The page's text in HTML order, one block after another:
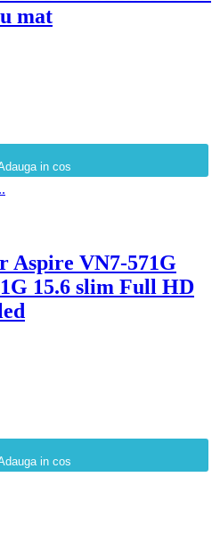
mat
in cos
Aspire VN7-571G
15.6 slim Full HD
in cos